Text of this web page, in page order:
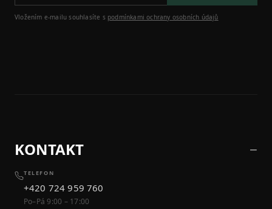
Vložením e-mailu souhlasíte s podmínkami ochrany osobních údajů
KONTAKT
TELEFON
+420 724 959 760
Po–Pá 9:00 – 17:00